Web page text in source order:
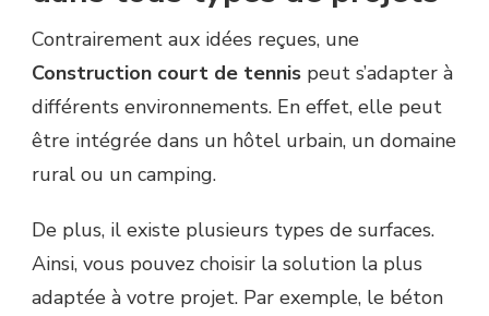
Contrairement aux idées reçues, une
Construction court de tennis peut s’adapter à
différents environnements. En effet, elle peut
être intégrée dans un hôtel urbain, un domaine
rural ou un camping.
De plus, il existe plusieurs types de surfaces.
Ainsi, vous pouvez choisir la solution la plus
adaptée à votre projet. Par exemple, le béton